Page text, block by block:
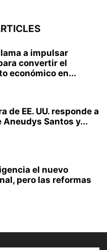
a impulsar
convertir el
económico en...
de EE. UU. responde a
Santos y...
el nuevo
pero las reformas